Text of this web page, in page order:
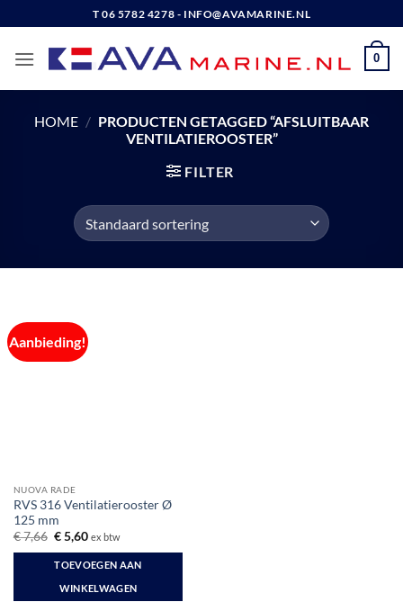
naar
inhoud
T 06 5782 4278 - INFO@AVAMARINE.NL
0
HOME / PRODUCTEN GETAGGED “AFSLUITBAAR
VENTILATIEROOSTER”
FILTER
Aanbieding!
NUOVA RADE
RVS 316 Ventilatierooster Ø
125 mm
€7,66 Oorspronkelijke
prijs
was:
€ 7,66.
€5,60Huidige
is:
€ 5,60.
ex btw
TOEVOEGEN AAN
WINKELWAGEN